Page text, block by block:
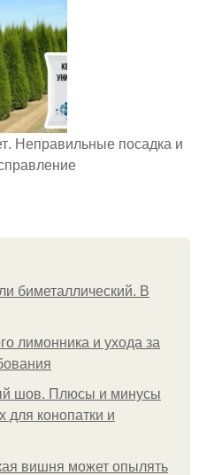
Неправильные посадка и
биметаллический. В
лимонника и ухода за
шов. Плюсы и минусы
для конопатки и
вишня может опылять